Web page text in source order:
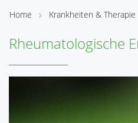
Home Krankheiten & Therapie
Rheumatologische